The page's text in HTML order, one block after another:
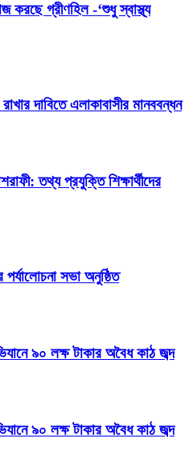
করছে গ্রীণহিল -‘শুধু স্বাস্থ্য
দাবিতে এলাকাবাসীর মানববন্ধন
তথ্য প্রযুক্তি শিক্ষার্থীদের
পর্যালোচনা সভা অনুষ্ঠিত
৯০ লক্ষ টাকার অবৈধ কাঠ জব্দ
৯০ লক্ষ টাকার অবৈধ কাঠ জব্দ